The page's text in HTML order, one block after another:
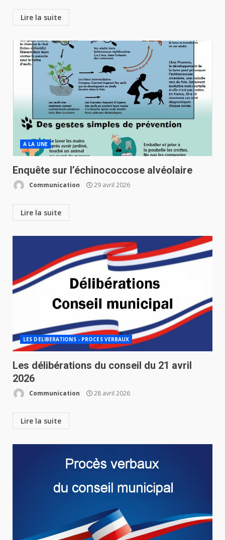
Lire la suite
A LA UNE
Enquête sur l’échinococcose alvéolaire
Communication 29 avril 2026
Lire la suite
LES DELIBERATIONS - PROCES VERBAUX
Les délibérations du conseil du 21 avril
2026
Communication 28 avril 2026
Lire la suite